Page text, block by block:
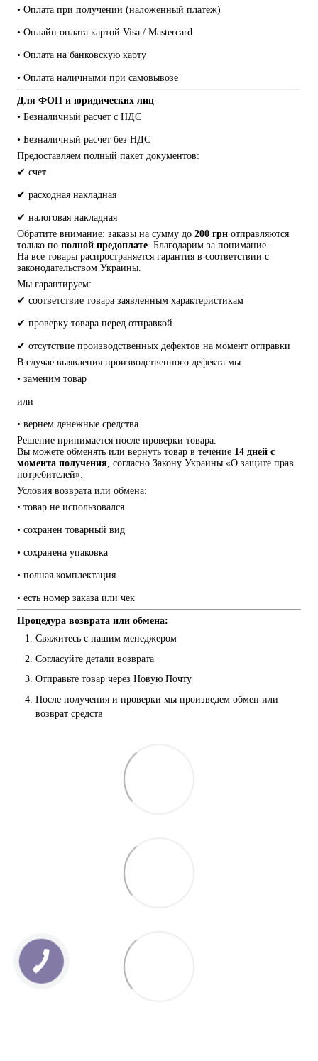
• Оплата при получении (наложенный платеж)
• Онлайн оплата картой Visa / Mastercard
• Оплата на банковскую карту
• Оплата наличными при самовывозе
Для ФОП и юридических лиц
• Безналичный расчет с НДС
• Безналичный расчет без НДС
Предоставляем полный пакет документов:
✔ счет
✔ расходная накладная
✔ налоговая накладная
Обратите внимание: заказы на сумму до 200 грн отправляются
только по полной предоплате. Благодарим за понимание.
На все товары распространяется гарантия в соответствии с
законодательством Украины.
Мы гарантируем:
✔ соответствие товара заявленным характеристикам
✔ проверку товара перед отправкой
✔ отсутствие производственных дефектов на момент отправки
В случае выявления производственного дефекта мы:
• заменим товар
или
• вернем денежные средства
Решение принимается после проверки товара.
Вы можете обменять или вернуть товар в течение 14 дней с
момента получения, согласно Закону Украины «О защите прав
потребителей».
Условия возврата или обмена:
• товар не использовался
• сохранен товарный вид
• сохранена упаковка
• полная комплектация
• есть номер заказа или чек
Процедура возврата или обмена:
Свяжитесь с нашим менеджером
Согласуйте детали возврата
Отправьте товар через Новую Почту
После получения и проверки мы произведем обмен или
возврат средств